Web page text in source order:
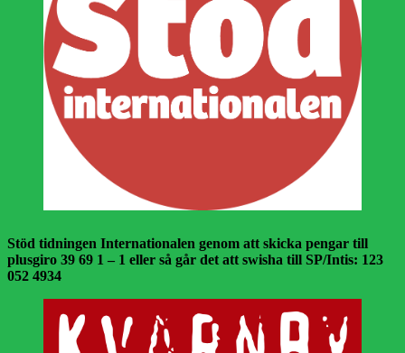
Stöd tidningen Internationalen genom att skicka pengar till
plusgiro 39 69 1 – 1 eller så går det att swisha till SP/Intis: 123
052 4934